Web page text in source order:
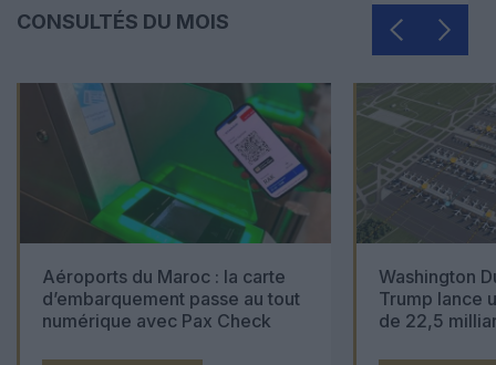
CONSULTÉS DU MOIS
Aéroports du Maroc : la carte
d’embarquement passe au tout
numérique avec Pax Check
Washington
Trump lance
de 22,5